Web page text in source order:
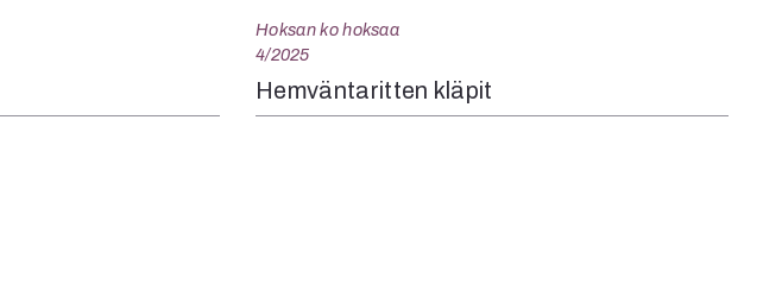
Hoksan ko hoksaa
4/2025
Hemväntaritten kläpit